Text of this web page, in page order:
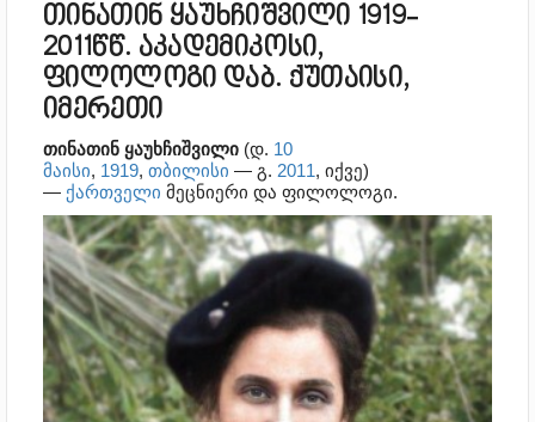
თინათინ ყაუხჩიშვილი 1919-
2011წწ. აკადემიკოსი,
ფილოლოგი დაბ. ქუთაისი,
იმერეთი
თინათინ ყაუხჩიშვილი (დ. 10
მაისი, 1919, თბილისი — გ. 2011, იქვე)
— ქართველი მეცნიერი და ფილოლოგი.